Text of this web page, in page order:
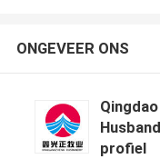
ONGEVEER ONS
Husbandry
profiel